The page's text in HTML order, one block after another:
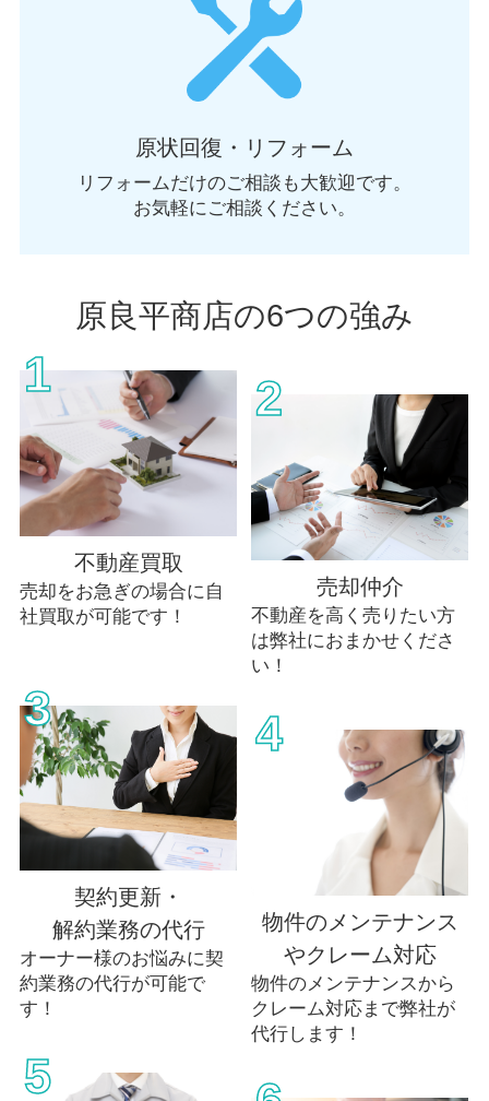
原状回復・リフォーム
リフォームだけのご相談も大歓迎です。
お気軽にご相談ください。
原良平商店の6つの強み
1
不動産買取
売却をお急ぎの場合に自
社買取が可能です！
2
売却仲介
不動産を高く売りたい方
は弊社におまかせくださ
い！
3
契約更新・
解約業務の代行
オーナー様のお悩みに契
約業務の代行が可能で
す！
4
物件のメンテナンス
やクレーム対応
物件のメンテナンスから
クレーム対応まで弊社が
代行します！
5